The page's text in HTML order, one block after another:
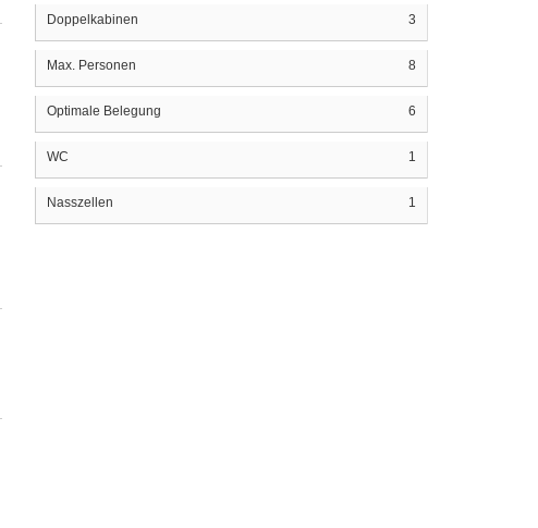
Doppelkabinen 3
Max. Personen 8
Optimale Belegung 6
WC 1
Nasszellen 1